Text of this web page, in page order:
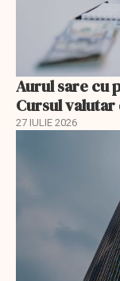
Aurul sare cu
Cursul valutar
27 IULIE 2026